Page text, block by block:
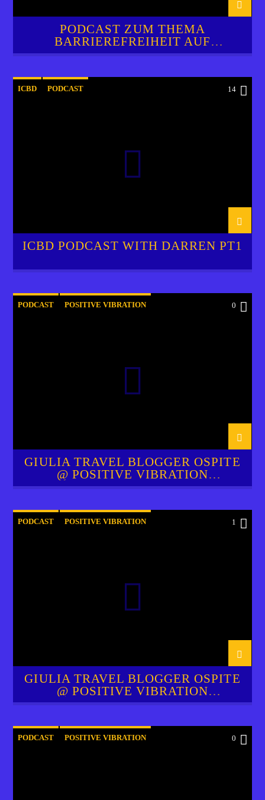
PODCAST ZUM THEMA
BARRIEREFREIHEIT AUF
FUERTEVENTURA
ICBD PODCAST 14
ICBD PODCAST WITH DARREN PT1
PODCAST POSITIVE VIBRATION 0
GIULIA TRAVEL BLOGGER OSPITE
@ POSITIVE VIBRATION
INTERVIEW
PODCAST POSITIVE VIBRATION 1
GIULIA TRAVEL BLOGGER OSPITE
@ POSITIVE VIBRATION
INTERVIEW
PODCAST POSITIVE VIBRATION 0